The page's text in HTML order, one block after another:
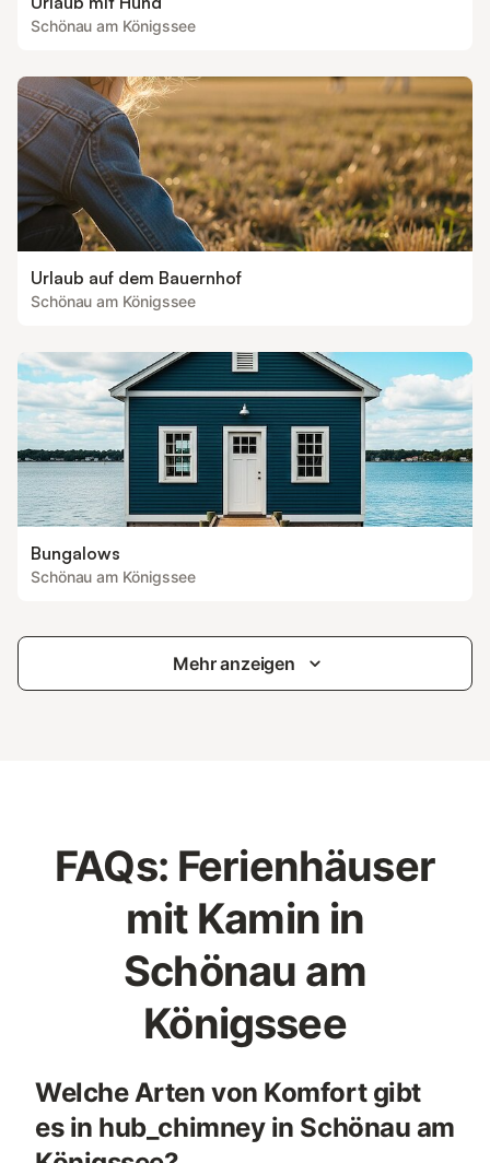
Schönau am Königssee
Urlaub auf dem Bauernhof
Schönau am Königssee
Bungalows
Schönau am Königssee
Mehr anzeigen
FAQs: Ferienhäuser
mit Kamin in
Schönau am
Königssee
Welche Arten von Komfort gibt
es in hub_chimney in Schönau am